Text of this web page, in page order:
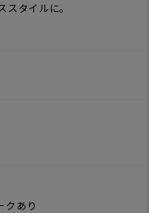
タイルに。
クあり